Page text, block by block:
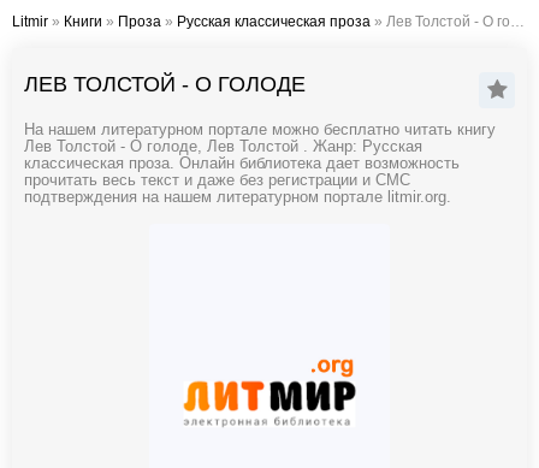
Litmir » Книги » Проза » Русская классическая проза » Лев Толстой - О голоде
ЛЕВ ТОЛСТОЙ - О ГОЛОДЕ
На нашем литературном портале можно бесплатно читать книгу
Лев Толстой - О голоде, Лев Толстой . Жанр: Русская
классическая проза. Онлайн библиотека дает возможность
прочитать весь текст и даже без регистрации и СМС
подтверждения на нашем литературном портале litmir.org.